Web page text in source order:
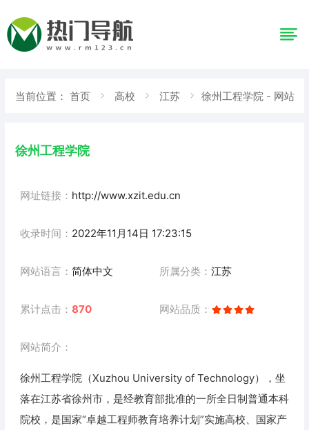
当前位置： 首页 高校 江苏 徐州工程学院 - 网站
徐州工程学院
网址链接： http://www.xzit.edu.cn
收录时间： 2022年11月14日 17:23:15
网站语言： 简体中文 所属分类： 江苏
累计点击： 870 网站品质：
网站简介：
徐州工程学院（Xuzhou University of Technology），坐
落在江苏省徐州市，是经教育部批准的一所全日制普通本科
院校，是国家“卓越工程师教育培养计划”实施高校、国家产